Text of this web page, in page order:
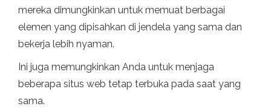
mereka dimungkinkan untuk memuat berbagai
elemen yang dipisahkan di jendela yang sama dan
bekerja lebih nyaman.
Ini juga memungkinkan Anda untuk menjaga
beberapa situs web tetap terbuka pada saat yang
sama.